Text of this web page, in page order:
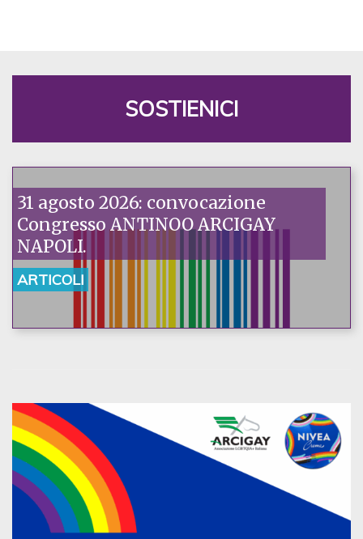
SOSTIENICI
31 agosto 2026: convocazione
Congresso ANTINOO ARCIGAY
NAPOLI.
ARTICOLI